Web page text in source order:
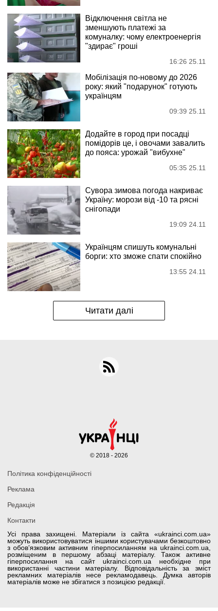
Відключення світла не
зменшують платежі за
комуналку: чому електроенергія
"здирає" гроші
16:26 25.11
Мобілізація по-новому до 2026
року: який "подарунок" готують
українцям
09:39 25.11
Додайте в город при посадці
помідорів це, і овочами завалить
до пояса: урожай "вибухне"
05:35 25.11
Сувора зимова погода накриває
Україну: морози від -10 та рясні
снігопади
19:09 24.11
Українцям спишуть комунальні
борги: хто зможе спати спокійно
13:55 24.11
Читати далі
Усі права захищені. Матеріали із сайта «ukrainci.com.ua»
можуть використовуватися іншими користувачами безкоштовно
з обов’язковим активним гіперпосиланням на ukrainci.com.ua,
розміщеним в першому абзаці матеріалу. Також активне
гіперпосилання на сайт ukrainci.com.ua необхідне при
використанні частини матеріалу. Відповідальність за зміст
рекламних матеріалів несе рекламодавець. Думка авторів
матеріалів може не збігатися з позицією редакції.
Політика конфіденційності
Реклама
Редакція
Контакти
© 2018 - 2026